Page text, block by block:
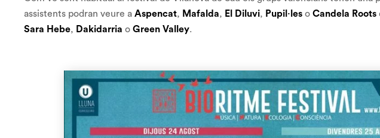
assistents podran veure a Aspencat, Mafalda, El Diluvi, Pupil·les o Candela Roots
Sara Hebe, Dakidarria o Green Valley.